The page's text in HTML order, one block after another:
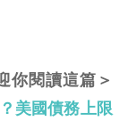
你閱讀這篇＞
美國債務上限